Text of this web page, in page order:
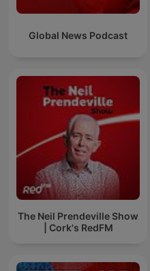
Global News Podcast
The Neil Prendeville Show
| Cork's RedFM